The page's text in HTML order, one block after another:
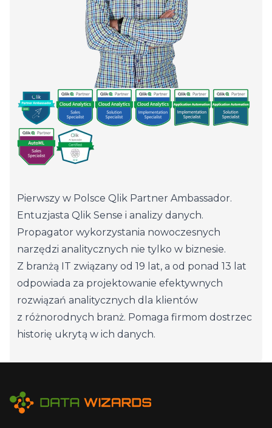
Pierwszy w Polsce Qlik Partner Ambassador.
Entuzjasta Qlik Sense i analizy danych.
Propagator wykorzystania nowoczesnych
narzędzi analitycznych nie tylko w biznesie.
Z branżą IT związany od 19 lat, a od ponad 13 lat
odpowiada za projektowanie efektywnych
rozwiązań analitycznych dla klientów
z różnorodnych branż. Pomaga firmom dostrzec
historię ukrytą w ich danych.